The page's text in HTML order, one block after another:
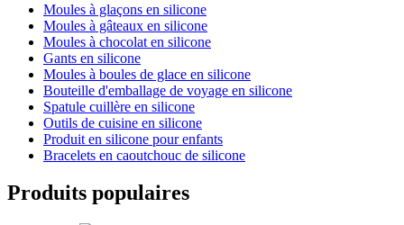
Moules à glaçons en silicone
Moules à gâteaux en silicone
Moules à chocolat en silicone
Gants en silicone
Moules à boules de glace en silicone
Bouteille d'emballage de voyage en silicone
Spatule cuillère en silicone
Outils de cuisine en silicone
Produit en silicone pour enfants
Bracelets en caoutchouc de silicone
Produits populaires